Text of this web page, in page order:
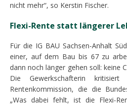
nicht mehr“, so Kerstin Fischer.
Flexi-Rente statt längerer
Für die IG BAU Sachsen-Anhalt
einer, auf dem Bau bis 67 zu
dann noch länger gehen soll: keine
Die Gewerkschafterin
Rentenkommission, die die
„Was dabei fehlt, ist die Flexi-